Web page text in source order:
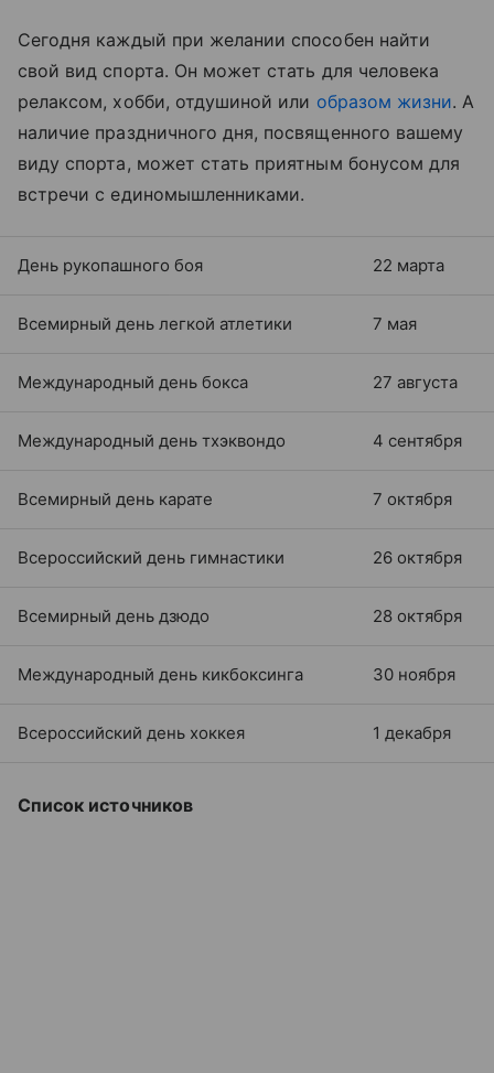
Сегодня каждый при желании способен найти
свой вид спорта. Он может стать для человека
релаксом, хобби, отдушиной или образом жизни. А
наличие праздничного дня, посвященного вашему
виду спорта, может стать приятным бонусом для
встречи с единомышленниками.
День рукопашного боя 22 марта
Всемирный день легкой атлетики 7 мая
Международный день бокса 27 августа
Международный день тхэквондо 4 сентября
Всемирный день карате 7 октября
Всероссийский день гимнастики 26 октября
Всемирный день дзюдо 28 октября
Международный день кикбоксинга 30 ноября
Всероссийский день хоккея 1 декабря
Список источников